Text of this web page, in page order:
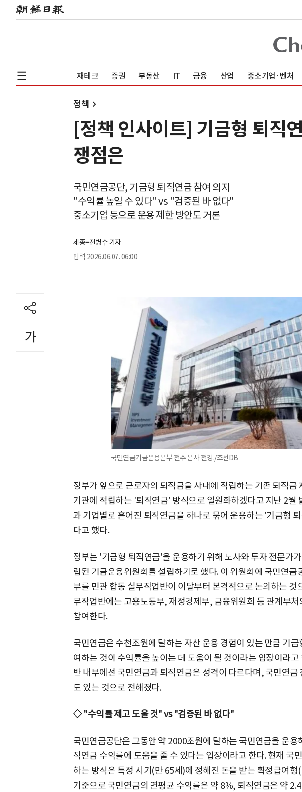
재테크 증권 부동산 IT 금융 산업 중소기업·벤처
정책
[정책 인사이트] 기금형 퇴직
쟁점은
국민연금공단, 기금형 퇴직연금 참여 의지
"수익률 높일 수 있다" vs "검증된 바 없다"
중소기업 등으로 운용 제한 방안도 거론
세종=전병수 기자
입력 2026.06.07. 06:00
국민연금기금운용본부 전주 본사 전경./조선DB
정부가 앞으로 근로자의 퇴직금을 사내에 적립하는 기존 퇴직금
기관에 적립하는 '퇴직연금' 방식으로 일원화하겠다고 지난 2월
과 기업별로 흩어진 퇴직연금을 하나로 묶어 운용하는 '기금형
다고 했다.
정부는 '기금형 퇴직연금'을 운용하기 위해 노사와 투자 전문가
립된 기금운용위원회를 설립하기로 했다. 이 위원회에 국민연금
부를 민관 합동 실무작업반이 이달부터 본격적으로 논의하는 것
무작업반에는 고용노동부, 재정경제부, 금융위원회 등 관계부처
참여한다.
국민연금은 수천조원에 달하는 자산 운용 경험이 있는 만큼 기
여하는 것이 수익률을 높이는 데 도움이 될 것이라는 입장이라고
반 내부에선 국민연금과 퇴직연금은 성격이 다르다며, 국민연금
도 있는 것으로 전해졌다.
◇ "수익률 제고 도울 것" vs "검증된 바 없다"
국민연금공단은 그동안 약 2000조원에 달하는 국민연금을 운용
직연금 수익률에 도움을 줄 수 있다는 입장이라고 한다. 현재 국
하는 방식은 특정 시기(만 65세)에 정해진 돈을 받는 확정급여
기준으로 국민연금의 연평균 수익률은 약 8%, 퇴직연금은 약